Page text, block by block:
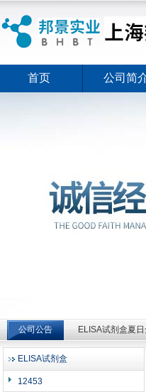
上海邦景实业有限公司
首页 公司简
公司公告 ELISA试剂盒夏
ELISA试剂盒夏日
ELISA试剂盒
12453